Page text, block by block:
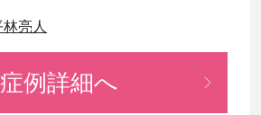
亮人
症例詳細へ